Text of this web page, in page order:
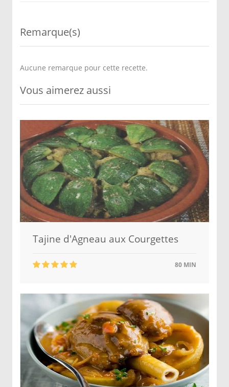
Remarque(s)
Aucune remarque pour cette recette.
Vous aimerez aussi
Tajine d'Agneau aux Courgettes
80 MIN